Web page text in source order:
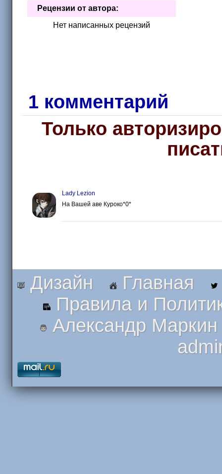
Рецензии от автора:
Нет написанных рецензий
1 комментарий
Только
Lady Lezion
На Вашей аве Куроко*0*
Дизайн Главная
Правила и
Александр Маркин